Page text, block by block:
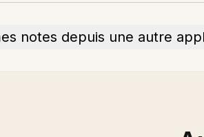
notes depuis une autre